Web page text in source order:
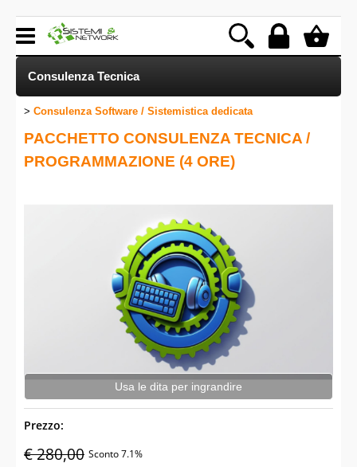
Home page
Consulenza Tecnica
Software per l'Industria
Software per reti e sistemi
Consulenza Software / Sistemistica dedicata
PACCHETTO CONSULENZA TECNICA /
PROGRAMMAZIONE (4 ORE)
Usa le dita per ingrandire
Prezzo:
€ 280,00 Sconto 7.1%